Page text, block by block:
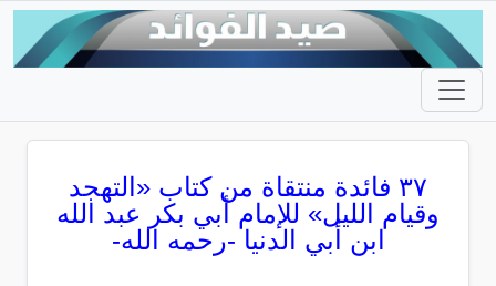
٣٧ فائدة منتقاة من كتاب «التهجد
وقيام الليل» للإمام أبي بكر عبد الله
ابن أبي الدنيا -رحمه الله-